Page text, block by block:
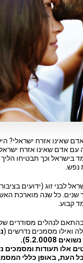
שאינו אזרח ישראלי?
אדם שאינו אזרח
וכך תבטיחו הליך
נפש.
לבני זוג (ידועים בציבור
שנים. כל שנה מוארכת
קבוע.
לנהלים מסודרים
ואילו מסמכים נדרשים (
אלו תעודות ומסמכים
העת, באופן כללי